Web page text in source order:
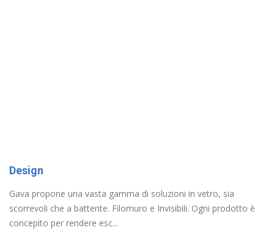
Design
Gava propone una vasta gamma di soluzioni in vetro, sia
scorrevoli che a battente. Filomuro e Invisibili. Ogni prodotto è
concepito per rendere esc...